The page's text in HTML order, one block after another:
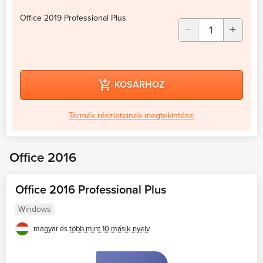
Office 2019 Professional Plus
KOSÁRHOZ
Termék részleteinek megtekintése
Office 2016
Office 2016 Professional Plus
Windows
magyar éstöbb mint 10 másik nyelv